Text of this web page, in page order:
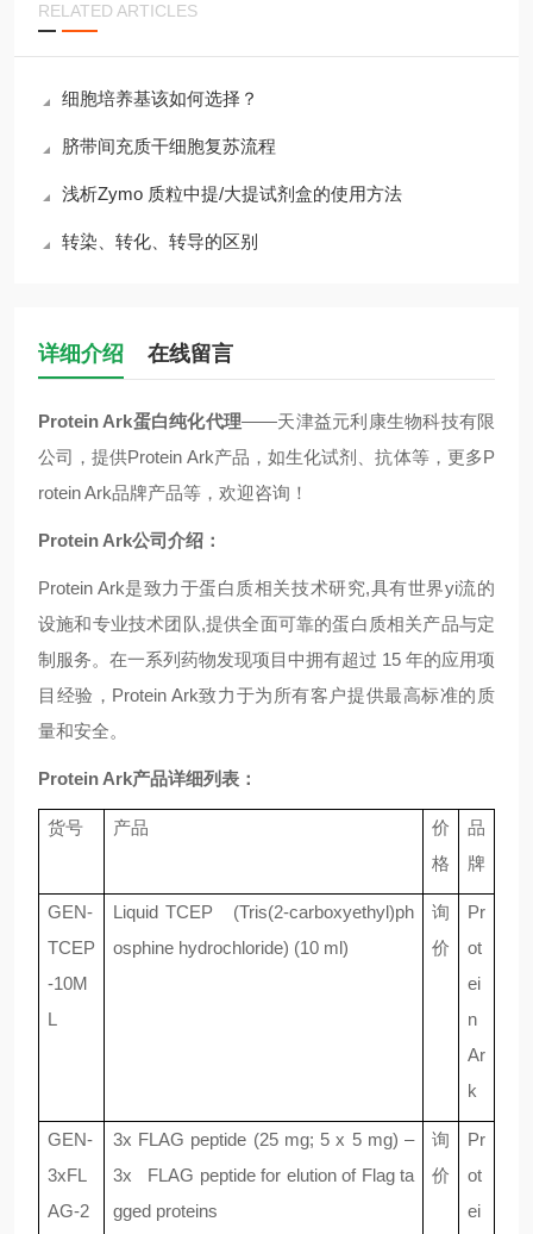
RELATED ARTICLES
细胞培养基该如何选择？
脐带间充质干细胞复苏流程
浅析Zymo 质粒中提/大提试剂盒的使用方法
转染、转化、转导的区别
详细介绍 在线留言
Protein Ark蛋白纯化代理——天津益元利康生物科技有限
公司，提供Protein Ark产品，如生化试剂、抗体等，更多P
rotein Ark品牌产品等，欢迎咨询！
Protein Ark公司介绍：
Protein Ark是致力于蛋白质相关技术研究,具有世界yi流的
设施和专业技术团队,提供全面可靠的蛋白质相关产品与定
制服务。在一系列药物发现项目中拥有超过 15 年的应用项
目经验， Protein Ark致力于为所有客户提供最高标准的质
量和安全。
Protein Ark产品详细列表：
货号 产品
价
格
品
牌
GEN-
TCEP
-10M
L
Liquid TCEP (Tris(2-carboxyethyl)ph
osphine hydrochloride) (10 ml)
询
价
Pr
ot
ei
n
Ar
k
GEN-
3xFL
AG-2
3x FLAG peptide (25 mg; 5 x 5 mg) –
3x FLAG peptide for elution of Flag ta
gged proteins
询
价
Pr
ot
ei